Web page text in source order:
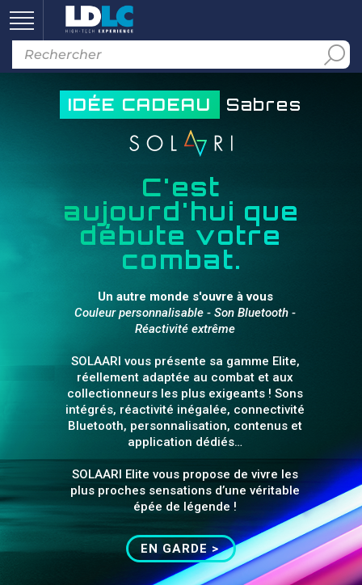
IDÉE CADEAU Sabres
C'est
aujourd'hui que
débute votre
combat.
Un autre monde s'ouvre à vous
Couleur personnalisable - Son Bluetooth -
Réactivité extrême
SOLAARI vous présente sa gamme Elite,
réellement adaptée au combat et aux
collectionneurs les plus exigeants ! Sons
intégrés, réactivité inégalée, connectivité
Bluetooth, personnalisation, contenus et
application dédiés…
SOLAARI Elite vous propose de vivre les
plus proches sensations d’une véritable
épée de légende !
EN GARDE >